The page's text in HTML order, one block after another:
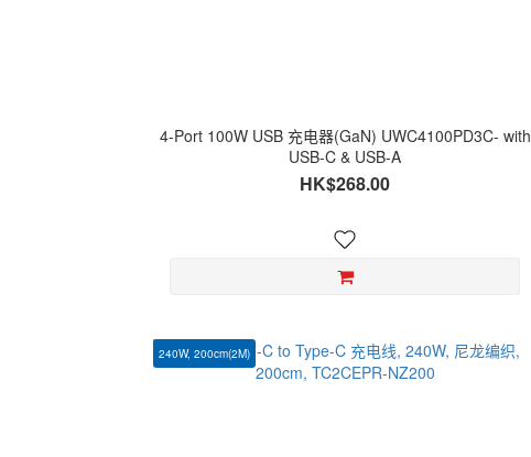
4-Port 100W USB 充电器(GaN) UWC4100PD3C- with
USB-C & USB-A
HK$268.00
240W, 200cm(2M)